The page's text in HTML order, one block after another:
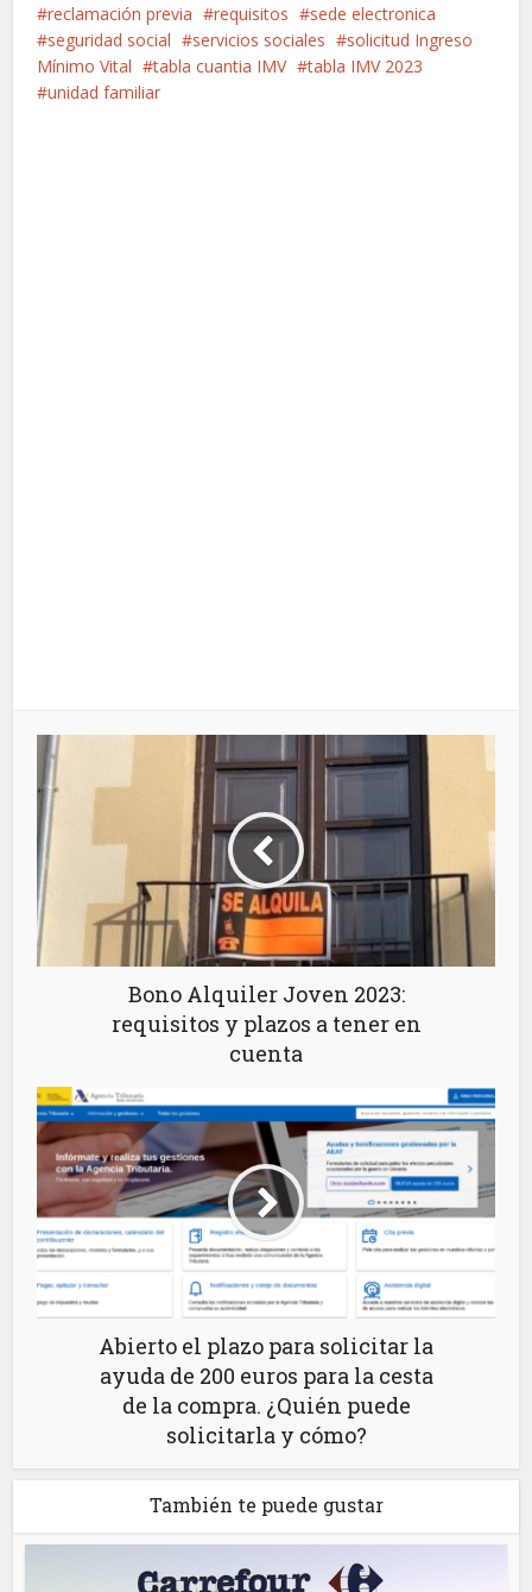
reclamación previa
requisitos
sede electronica
seguridad social
servicios sociales
solicitud Ingreso
Mínimo Vital
tabla cuantia IMV
tabla IMV 2023
unidad familiar
Bono Alquiler Joven 2023:
requisitos y plazos a tener en
cuenta
Abierto el plazo para solicitar la
ayuda de 200 euros para la cesta
de la compra. ¿Quién puede
solicitarla y cómo?
También te puede gustar